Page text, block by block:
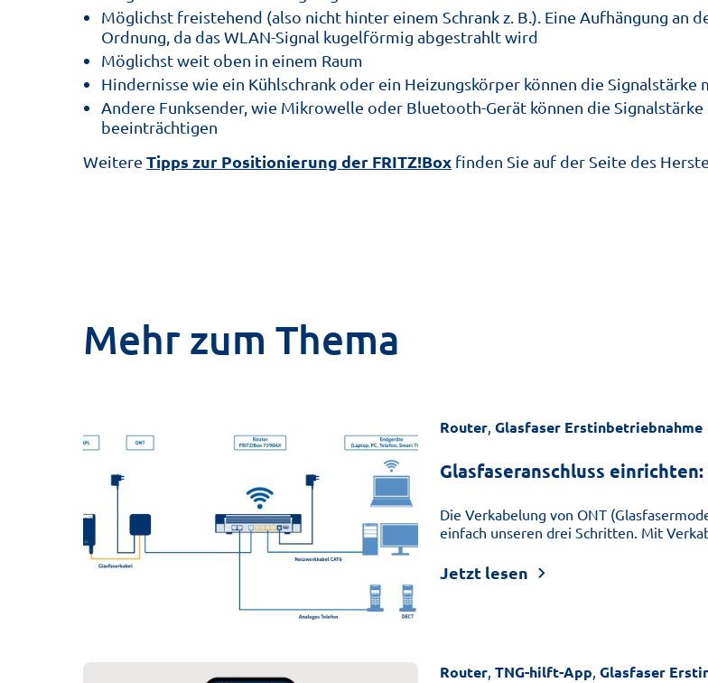
Möglichst freistehend (also nicht hinter einem Schrank z. B.). Eine Aufhängung an
Ordnung, da das WLAN-Signal kugelförmig abgestrahlt wird
Möglichst weit oben in einem Raum
Hindernisse wie ein Kühlschrank oder ein Heizungskörper können die Signalstärke
Andere Funksender, wie Mikrowelle oder Bluetooth-Gerät können die
beeinträchtigen
Weitere Tipps zur Positionierung der FRITZ!Box finden Sie auf der Seite des
Mehr zum Thema
Router, Glasfaser Erstinbetriebnahme
Glasfaseranschluss
Die Verkabelung von ONT
einfach unseren drei Schritten. Mit
Jetzt lesen
Router, TNG-hilft-App, Glasfaser